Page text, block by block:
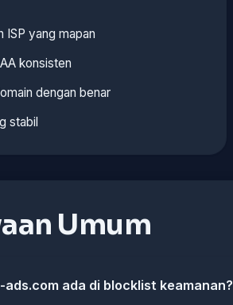
ISP yang mapan
konsisten
dengan benar
stabil
Umum
ada di blocklist keamanan?